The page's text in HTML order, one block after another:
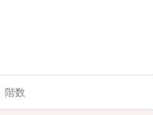
階数